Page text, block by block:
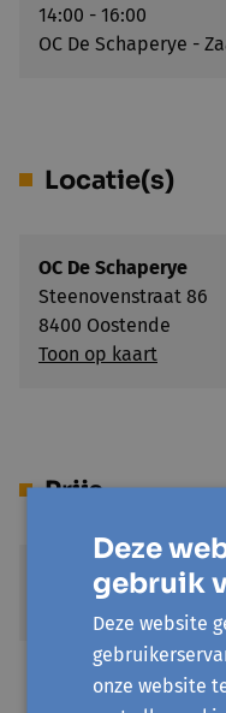
14:00 - 16:00
OC De Schaperye -
Locatie(s)
OC De Schaperye
Steenovenstraat 86
8400 Oostende
Toon op kaart
Prijs
Standaardprijs
UiTPAS kansentarief
Deze
gebruik
Deze website
onze website